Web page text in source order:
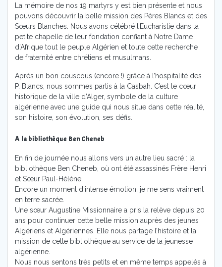
La mémoire de nos 19 martyrs y est bien présente et nous
pouvons découvrir la belle mission des Pères Blancs et des
Sœurs Blanches. Nous avons célébré l’Eucharistie dans la
petite chapelle de leur fondation confiant à Notre Dame
d’Afrique tout le peuple Algérien et toute cette recherche
de fraternité entre chrétiens et musulmans.
Après un bon couscous (encore !) grâce à l’hospitalité des
P. Blancs, nous sommes partis à la Casbah. C’est le cœur
historique de la ville d’Alger, symbole de la culture
algérienne avec une guide qui nous situe dans cette réalité,
son histoire, son évolution, ses défis.
A la bibliothèque Ben Cheneb
En fin de journée nous allons vers un autre lieu sacré : la
bibliothèque Ben Cheneb, où ont été assassinés Frère Henri
et Sœur Paul-Hélène.
Encore un moment d’intense émotion, je me sens vraiment
en terre sacrée.
Une sœur Augustine Missionnaire a pris la relève depuis 20
ans pour continuer cette belle mission auprès des jeunes
Algériens et Algériennes. Elle nous partage l’histoire et la
mission de cette bibliothèque au service de la jeunesse
algérienne.
Nous nous sentons très petits et en même temps appelés à